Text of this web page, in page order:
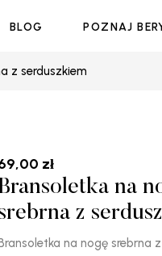
BLOG POZNAJ
z serduszkiem
zł
na
z
na nogę srebrna